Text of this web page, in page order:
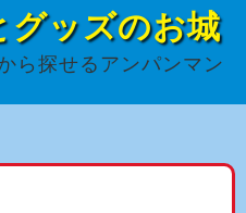
グッズのお城
ら探せるアンパンマン